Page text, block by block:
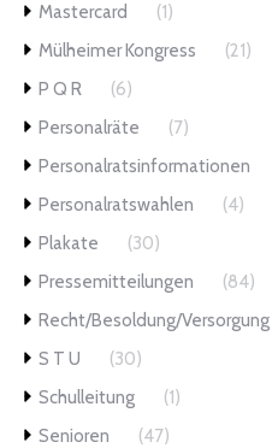
Mastercard
(1)
Mülheimer Kongress
(21)
P Q R
(6)
Personalräte
(7)
Personalratsinformationen
Personalratswahlen
(4)
Plakate
(30)
Pressemitteilungen
(84)
Recht/Besoldung/Versorgung
S T U
(30)
Schulleitung
(1)
Senioren
(47)